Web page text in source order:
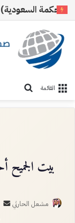
السعودية) حين
القائمة
بيت الجميح
مشعل الحارثي